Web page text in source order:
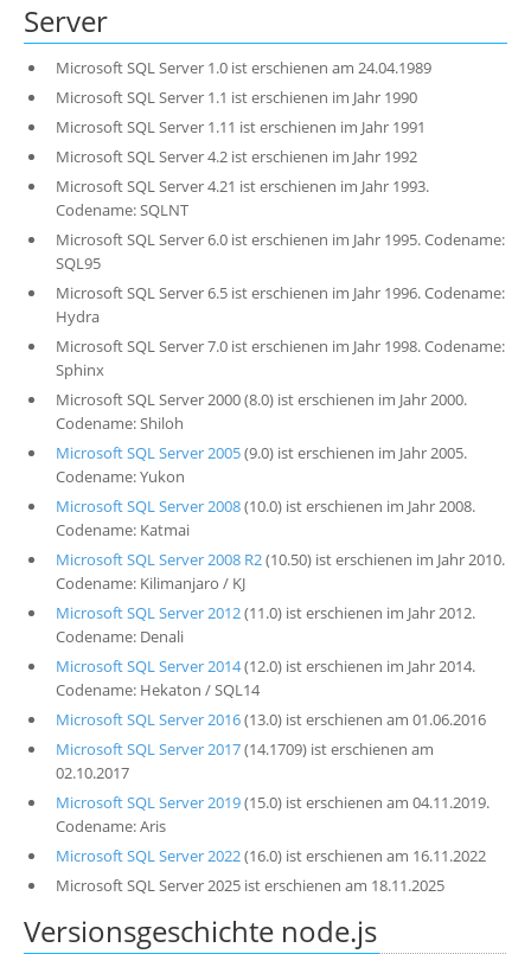
Server
Microsoft SQL Server 1.0 ist erschienen am 24.04.1989
Microsoft SQL Server 1.1 ist erschienen im Jahr 1990
Microsoft SQL Server 1.11 ist erschienen im Jahr 1991
Microsoft SQL Server 4.2 ist erschienen im Jahr 1992
Microsoft SQL Server 4.21 ist erschienen im Jahr 1993.
Codename: SQLNT
Microsoft SQL Server 6.0 ist erschienen im Jahr 1995. Codename:
SQL95
Microsoft SQL Server 6.5 ist erschienen im Jahr 1996. Codename:
Hydra
Microsoft SQL Server 7.0 ist erschienen im Jahr 1998. Codename:
Sphinx
Microsoft SQL Server 2000 (8.0) ist erschienen im Jahr 2000.
Codename: Shiloh
Microsoft SQL Server 2005(9.0) ist erschienen im Jahr 2005.
Codename: Yukon
Microsoft SQL Server 2008(10.0) ist erschienen im Jahr 2008.
Codename: Katmai
Microsoft SQL Server 2008 R2(10.50) ist erschienen im Jahr 2010.
Codename: Kilimanjaro / KJ
Microsoft SQL Server 2012(11.0) ist erschienen im Jahr 2012.
Codename: Denali
Microsoft SQL Server 2014(12.0) ist erschienen im Jahr 2014.
Codename: Hekaton / SQL14
Microsoft SQL Server 2016(13.0) ist erschienen am 01.06.2016
Microsoft SQL Server 2017(14.1709) ist erschienen am
02.10.2017
Microsoft SQL Server 2019(15.0) ist erschienen am 04.11.2019.
Codename: Aris
Microsoft SQL Server 2022(16.0) ist erschienen am 16.11.2022
Microsoft SQL Server 2025 ist erschienen am 18.11.2025
Versionsgeschichte node.js